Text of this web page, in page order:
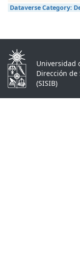
Dataverse Category:
Universidad
Dirección
(SISIB)